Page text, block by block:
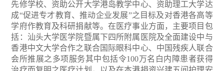
先修学校、资助公开大学港岛教学中心、资助理工大学达
成“促进专才教育、推动企业发展”之目标及对香港各高等
学府作教育及科研捐献等。在医疗事业方面，主要项目包
括：汕头大学医学院暨属下四所附属医院及全面建设中与
香港中文大学合作之联合国际眼科中心、中国残疾人联合
会所推展之多项服务其中包括令100万名白内障患者获得